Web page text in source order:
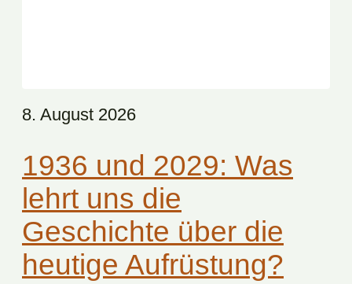
8. August 2026
1936 und 2029: Was
lehrt uns die
Geschichte über die
heutige Aufrüstung?